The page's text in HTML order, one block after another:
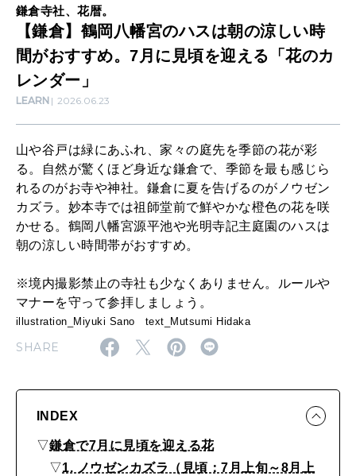
MAMA
ママもいろいろ
SUSTAINABLE
CULTURE
自分を耕す
WORK&MONEY
いい人生って？
2026年9月号「北海道 おいしく遊ぶ、夏のご褒美旅。」
2026年8月号『お茶の時間です。』
ス
は
朝
の
涼
し
い
時
間
が
お
す
す
め
月
鎌倉寺社、花暦。
【鎌倉】鶴岡八幡宮のハスは朝の涼しい時
間がおすすめ。7月に見頃を迎える「花のカ
レンダー」
LEARN 2026.06.23
山や谷戸は緑にあふれ、家々の庭先を季節の花が彩
る。自然が驚くほど身近な鎌倉で、季節を最も感じら
れるのがお寺や神社。鎌倉に夏を告げるのがノウゼン
カズラ。妙本寺では祖師堂前で鮮やかな橙色の花を咲
かせる。鶴岡八幡宮源平池や光明寺記主庭園のハスは
朝の涼しい時間帯がおすすめ。
※境内撮影禁止の寺社も少なくありません。ルールや
マナーを守って参拝しましょう。
illustration_Miyuki Sano text_Mutsumi Hidaka
SHARE
INDEX
▽鎌倉で7月に見頃を迎える花
▽1. ノウゼンカズラ（見頃：7月上旬～8月上